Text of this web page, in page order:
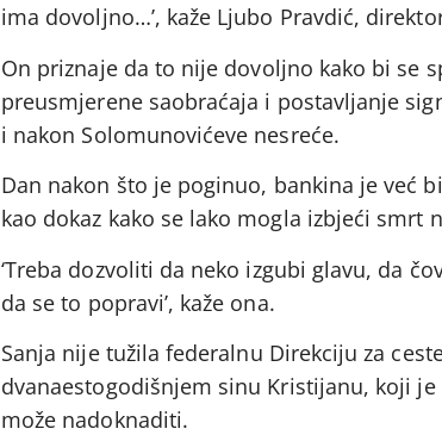
ima dovoljno…’, kaže Ljubo Pravdić,
On priznaje da to nije dovoljno kako bi se
preusmjerene saobraćaja i postavljanje
i nakon Solomunovićeve nesreće.
Dan nakon što je poginuo, bankina je već
kao dokaz kako se lako mogla izbjeći smrt
‘Treba dozvoliti da neko izgubi glavu, da
da se to popravi’, kaže ona.
Sanja nije tužila federalnu Direkciju za
dvanaestogodišnjem sinu Kristijanu, koji
može nadoknaditi.